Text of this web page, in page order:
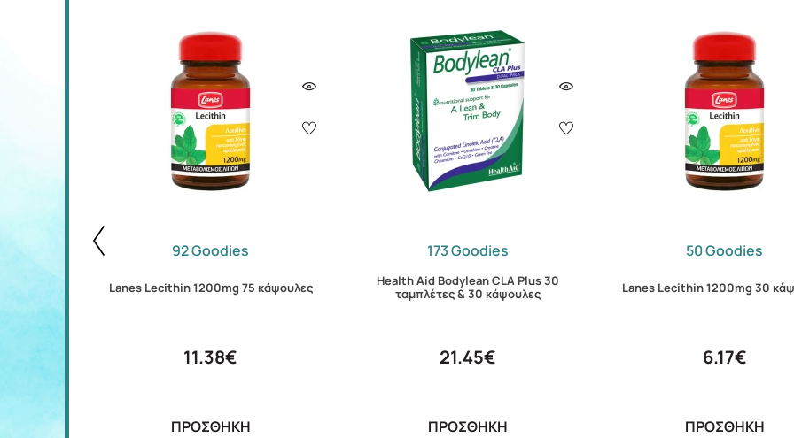
92 Goodies
Lanes Lecithin 1200mg 75 κάψουλες
11.38€
ΠΡΟΣΘΗΚΗ
173 Goodies
Health Aid Bodylean CLA Plus 30
ταμπλέτες & 30 κάψουλες
21.45€
ΠΡΟΣΘΗΚΗ
50 Goodies
Lanes Lecithin 1200mg 30
6.17€
ΠΡΟΣΘΗΚΗ